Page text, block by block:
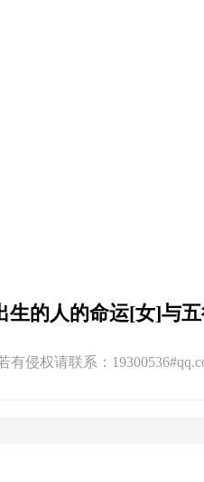
生的人的命运[女]与
侵权请联系：